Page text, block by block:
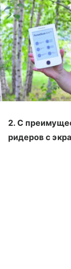
2. С
ридеров с